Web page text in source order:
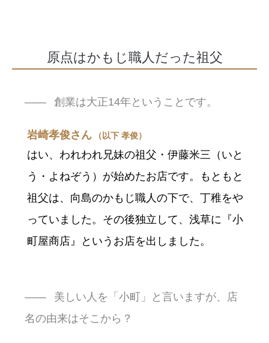
原点はかもじ職人だった祖父
創業は大正14年ということです。
岩崎孝俊さん （以下 孝俊）
はい、われわれ兄妹の祖父・伊藤米三（いと
う・よねぞう）が始めたお店です。もともと
祖父は、向島のかもじ職人の下で、丁稚をや
っていました。その後独立して、浅草に『小
町屋商店』というお店を出しました。
美しい人を「小町」と言いますが、店
名の由来はそこから？